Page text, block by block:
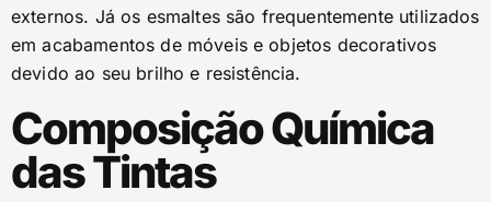
externos. Já os esmaltes são frequentemente utilizados
em acabamentos de móveis e objetos decorativos
devido ao seu brilho e resistência.
Composição Química
das Tintas